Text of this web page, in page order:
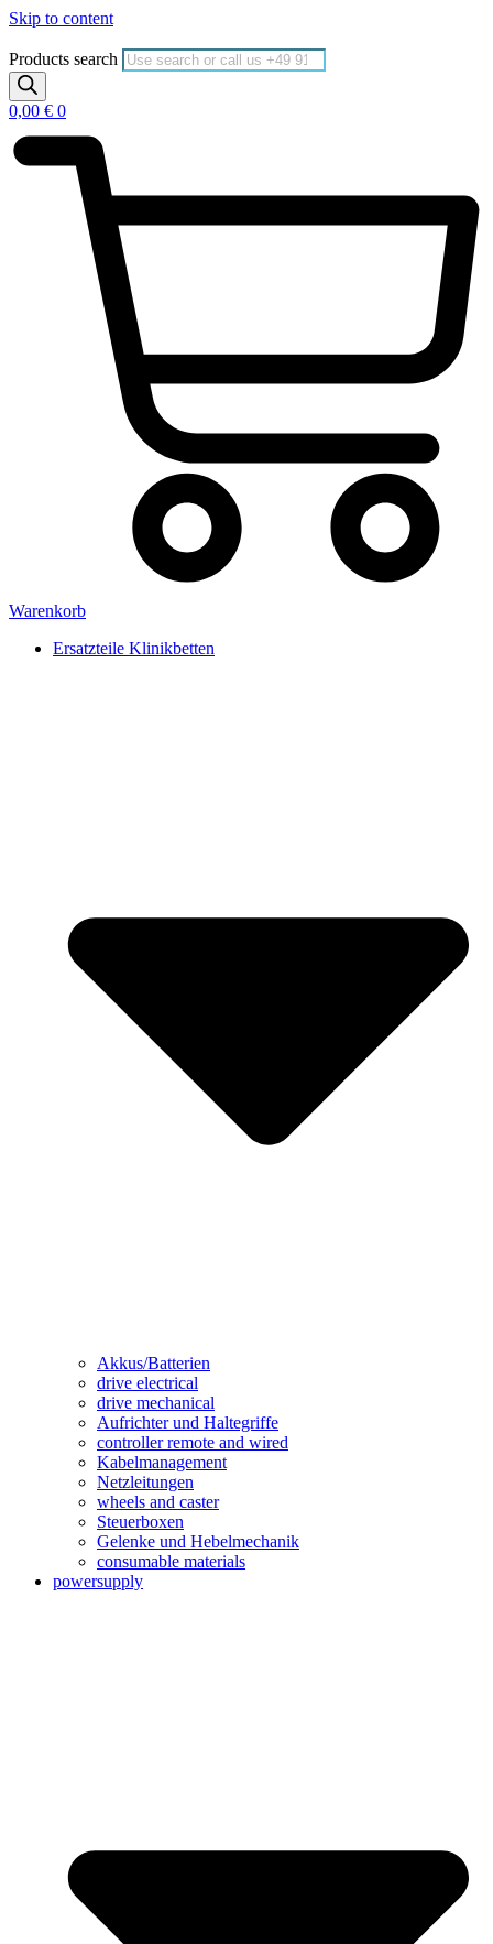
Skip to content
Products search
0,00 € 0
Warenkorb
Ersatzteile Klinikbetten
Akkus/Batterien
drive electrical
drive mechanical
Aufrichter und Haltegriffe
controller remote and wired
Kabelmanagement
Netzleitungen
wheels and caster
Steuerboxen
Gelenke und Hebelmechanik
consumable materials
powersupply